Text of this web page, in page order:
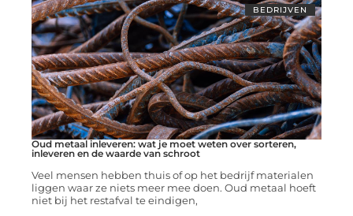
BEDRIJVEN
Oud metaal inleveren: wat je moet weten over sorteren,
inleveren en de waarde van schroot
Veel mensen hebben thuis of op het bedrijf materialen
liggen waar ze niets meer mee doen. Oud metaal hoeft
niet bij het restafval te eindigen,